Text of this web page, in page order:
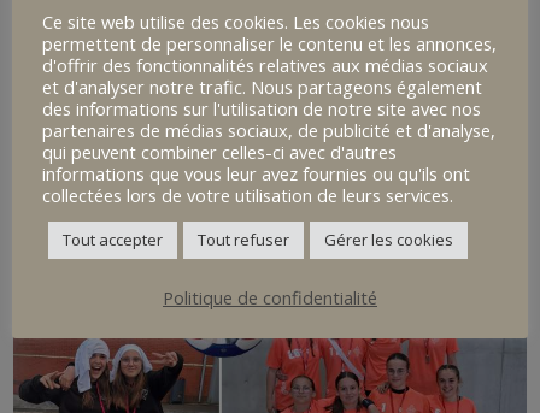
Un très bon esprit, une attitude très positive. Joyeuses,
dynamique et combattantes. Au top de l’animation.
Une pensée pour Maureen et Justine qui auraient dû être du
voyage. Elles étaient en séjour ERASMUS aux mêmes dates en
Italie.
Ce site web utilise des cookies. Les cookies nous
permettent de personnaliser le contenu et les annonces,
d'offrir des fonctionnalités relatives aux médias sociaux
et d'analyser notre trafic. Nous partageons également
des informations sur l'utilisation de notre site avec nos
partenaires de médias sociaux, de publicité et d'analyse,
qui peuvent combiner celles-ci avec d'autres
informations que vous leur avez fournies ou qu'ils ont
collectées lors de votre utilisation de leurs services.
Tout accepter Tout refuser Gérer les cookies
Politique de confidentialité